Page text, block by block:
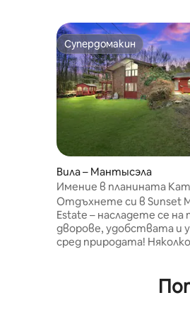
Супердомакин
Супердомакин
Вила – Мантысэла
Имение в планината
залез, хидромасажна
лица на възраст над 21
Отдъхнете си в Sunset
Estate – насладете се на
дворове, удобствата и
сред природата!
си беседка на острова
вземете бира в